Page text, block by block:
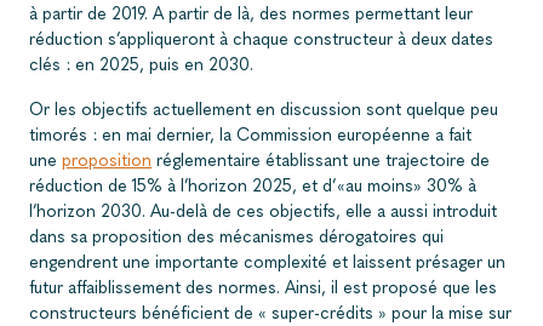
à partir de 2019. A partir de là, des normes permettant leur
réduction s’appliqueront à chaque constructeur à deux dates
clés : en 2025, puis en 2030.
Or les objectifs actuellement en discussion sont quelque peu
timorés : en mai dernier, la Commission européenne a fait
une proposition réglementaire établissant une trajectoire de
réduction de 15% à l’horizon 2025, et d’«au moins» 30% à
l’horizon 2030. Au-delà de ces objectifs, elle a aussi introduit
dans sa proposition des mécanismes dérogatoires qui
engendrent une importante complexité et laissent présager un
futur affaiblissement des normes. Ainsi, il est proposé que les
constructeurs bénéficient de « super-crédits » pour la mise sur